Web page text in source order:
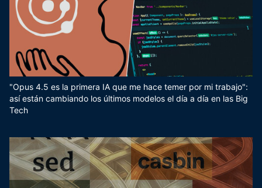
"Opus 4.5 es la primera IA que me hace temer por mi trabajo":
así están cambiando los últimos modelos el día a día en las Big
Tech